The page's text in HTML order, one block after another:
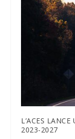
L’ACES
2023-2027